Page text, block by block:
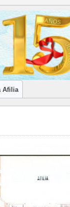
INMOBILIARIOS
Afilia